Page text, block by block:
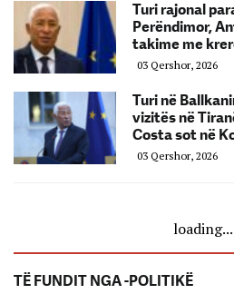
Turi rajonal
Perëndimor,
takime me
03 Qershor, 2026
Turi në
vizitës në
Costa sot në
03 Qershor, 2026
loading...
TË FUNDIT NGA -POLITIKË